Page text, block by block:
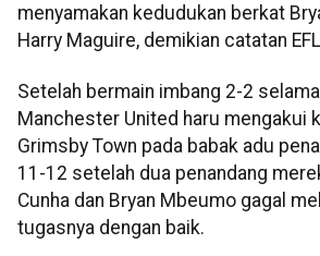
menyamakan kedudukan berkat
Harry Maguire, demikian catatan
Setelah bermain imbang 2-2
Manchester United haru mengakui
Grimsby Town pada babak adu
11-12 setelah dua penandang
Cunha dan Bryan Mbeumo gagal
tugasnya dengan baik.